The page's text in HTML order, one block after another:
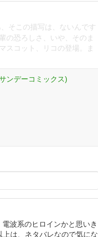
そこの描写は、ないんです
の恐ろしさ、いや、そのま
スコット、リコの登場。ま
ンデーコミックス)
波系のヒロインかと思いき
は、ネタバレなので気にな